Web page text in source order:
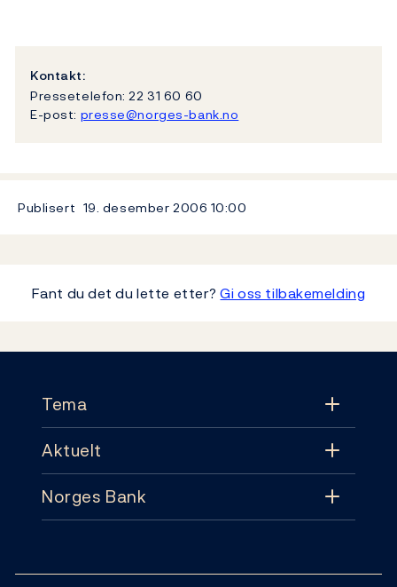
Kontakt:
Pressetelefon: 22 31 60 60
E-post: presse@norges-bank.no
Publisert 19. desember 2006 10:00
Fant du det du lette etter?Gi oss tilbakemelding
Tema
Tema
Pengepolitikk
Aktuelt
Aktuelt
Norges Bank